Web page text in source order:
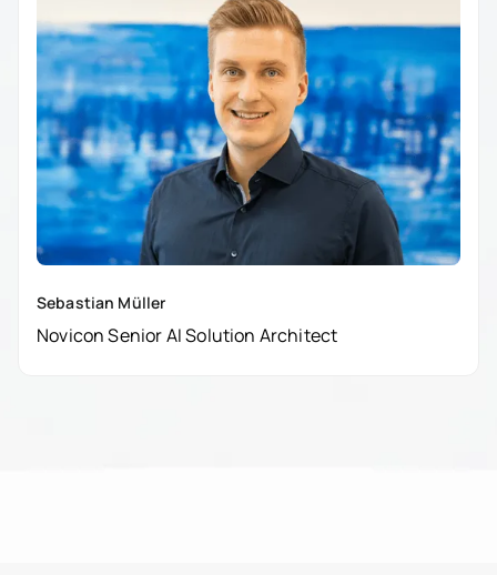
Sebastian Müller
Novicon Senior AI Solution Architect